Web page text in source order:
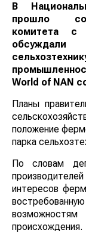
В
прошло
комитета с
World of NAN
Планы
положение
парка
По словам
интересов
происхождения.